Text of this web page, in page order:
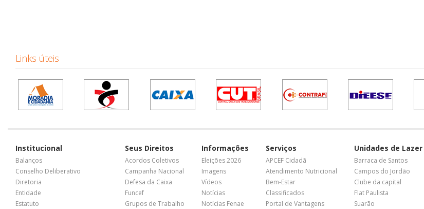
Links úteis
Institucional
Balanços
Conselho Deliberativo
Diretoria
Entidade
Estatuto
Seus Direitos
Acordos Coletivos
Campanha Nacional
Defesa da Caixa
Funcef
Grupos de Trabalho
Informações
Eleições 2026
Imagens
Vídeos
Notícias
Notícias Fenae
Serviços
APCEF Cidadã
Atendimento Nutricional
Bem-Estar
Classificados
Portal de Vantagens
Unidades de Lazer
Barraca de Santos
Campos do Jordão
Clube da capital
Flat Paulista
Suarão